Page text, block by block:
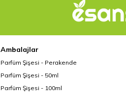
Ambalajlar
Parfüm Şişesi - Perakende
Parfüm Şişesi - 50ml
Parfüm Şişesi - 100ml